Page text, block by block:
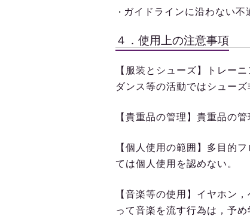
・ ガイドラインに沿わない不
４．使用上の注意事項
【服装とシューズ】トレー
ダンス等の活動ではシューズ
【貴重品の管理】貴重品の
【個人使用の範囲】多目的
ては個人使用を認めない。
【音楽等の使用】イヤホン
って音楽を流す行為は，予